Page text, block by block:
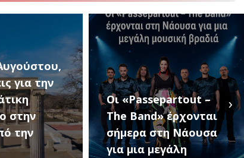
–
έρχονται
Νάουσα
1ο Μουσικό
Φεστιβάλ
Κοινοτήτων Δήμου
Αλεξάνδρειας (18
Αυγούστου – 10
›